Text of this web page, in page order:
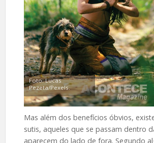
Foto: Lucas
Pezeta/Pexels.
Mas além dos benefícios óbvios,
sutis, aqueles que se passam dentro
aparecem do lado de fora. Segundo